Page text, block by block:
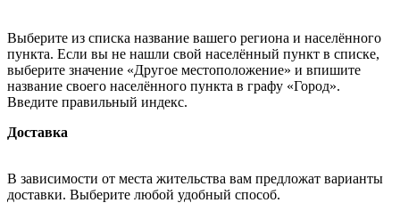
Выберите из списка название вашего региона и населённого
пункта. Если вы не нашли свой населённый пункт в списке,
выберите значение «Другое местоположение» и впишите
название своего населённого пункта в графу «Город».
Введите правильный индекс.
Доставка
В зависимости от места жительства вам предложат варианты
доставки. Выберите любой удобный способ.